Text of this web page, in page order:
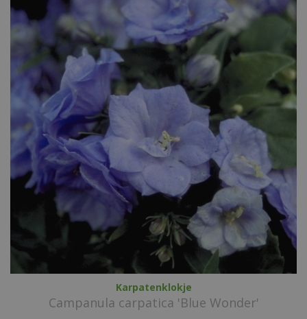
Karpatenklokje
Campanula carpatica 'Blue Wonder'